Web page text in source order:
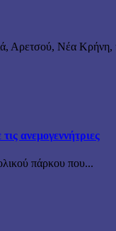
Αρετσού, Νέα Κρήνη,
ανεμογεννήτριες
πάρκου που...